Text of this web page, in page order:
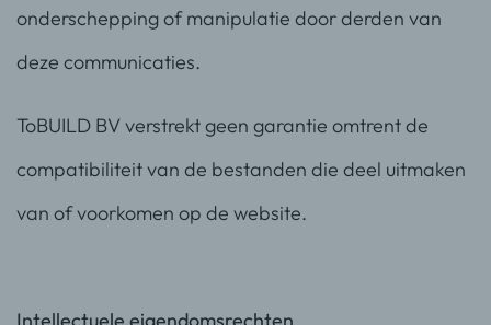
onderschepping of manipulatie door derden van
deze communicaties.
ToBUILD BV verstrekt geen garantie omtrent de
compatibiliteit van de bestanden die deel uitmaken
van of voorkomen op de website.